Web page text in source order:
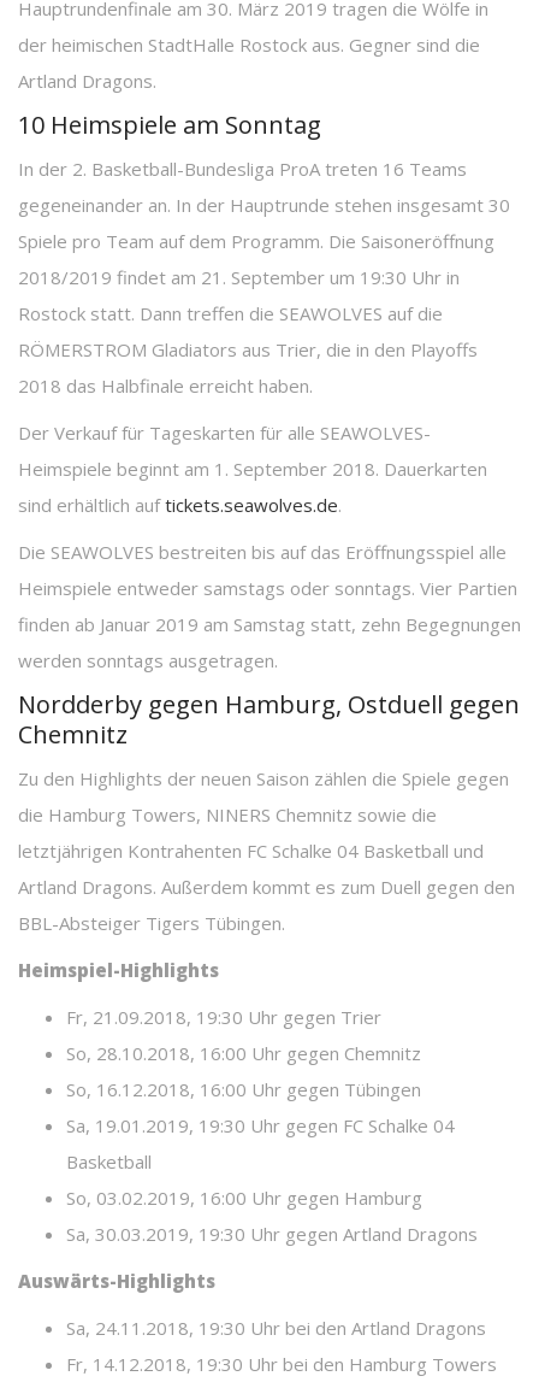
Hauptrundenfinale am 30. März 2019 tragen die Wölfe in
der heimischen StadtHalle Rostock aus. Gegner sind die
Artland Dragons.
10 Heimspiele am Sonntag
In der 2. Basketball-Bundesliga ProA treten 16 Teams
gegeneinander an. In der Hauptrunde stehen insgesamt 30
Spiele pro Team auf dem Programm. Die Saisoneröffnung
2018/2019 findet am 21. September um 19:30 Uhr in
Rostock statt. Dann treffen die SEAWOLVES auf die
RÖMERSTROM Gladiators aus Trier, die in den Playoffs
2018 das Halbfinale erreicht haben.
Der Verkauf für Tageskarten für alle SEAWOLVES-
Heimspiele beginnt am 1. September 2018. Dauerkarten
sind erhältlich auftickets.seawolves.de.
Die SEAWOLVES bestreiten bis auf das Eröffnungsspiel alle
Heimspiele entweder samstags oder sonntags. Vier Partien
finden ab Januar 2019 am Samstag statt, zehn Begegnungen
werden sonntags ausgetragen.
Nordderby gegen Hamburg, Ostduell gegen
Chemnitz
Zu den Highlights der neuen Saison zählen die Spiele gegen
die Hamburg Towers, NINERS Chemnitz sowie die
letztjährigen Kontrahenten FC Schalke 04 Basketball und
Artland Dragons. Außerdem kommt es zum Duell gegen den
BBL-Absteiger Tigers Tübingen.
Heimspiel-Highlights
Fr, 21.09.2018, 19:30 Uhr gegen Trier
So, 28.10.2018, 16:00 Uhr gegen Chemnitz
So, 16.12.2018, 16:00 Uhr gegen Tübingen
Sa, 19.01.2019, 19:30 Uhr gegen FC Schalke 04
Basketball
So, 03.02.2019, 16:00 Uhr gegen Hamburg
Sa, 30.03.2019, 19:30 Uhr gegen Artland Dragons
Auswärts-Highlights
Sa, 24.11.2018, 19:30 Uhr bei den Artland Dragons
Fr, 14.12.2018, 19:30 Uhr bei den Hamburg Towers